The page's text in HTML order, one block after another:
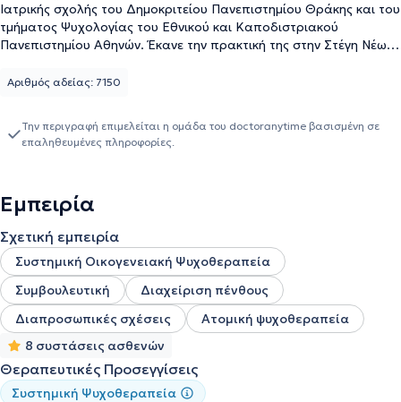
Ιατρικής σχολής του Δημοκριτείου Πανεπιστημίου Θράκης και του
τμήματος Ψυχολογίας του Εθνικού και Καποδιστριακού
Πανεπιστημίου Αθηνών. Έκανε την πρακτική της στην Στέγη Νέων,
Συστημικής Οικογενειακής Θεραπείας στο Εργαστήριο
ατομικές συνεδρίες σε ενήλικες και εφήβους, ομαδικές συνεδρίες,
συνεδρίες ζεύγους και οικογένειας.
Αριθμός αδείας: 7150
Την περιγραφή επιμελείται η ομάδα του doctoranytime βασισμένη σε
επαληθευμένες πληροφορίες.
Εμπειρία
Σχετική εμπειρία
Συστημική Οικογενειακή Ψυχοθεραπεία
Συμβουλευτική
Διαχείριση πένθους
Διαπροσωπικές σχέσεις
Ατομική ψυχοθεραπεία
8 συστάσεις ασθενών
Θεραπευτικές Προσεγγίσεις
Συστημική Ψυχοθεραπεία